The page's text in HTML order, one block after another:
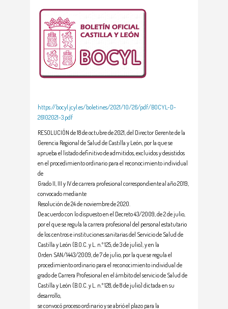
https://bocyl.jcyl.es/boletines/2021/10/26/pdf/BOCYL-D-
26102021-3.pdf
RESOLUCIÓN de 18 de octubre de 2021, del Director Gerente de la
Gerencia Regional de Salud de Castilla y León, por la que se
aprueba el listado definitivo de admitidos, excluidos y desistidos
en el procedimiento ordinario para el reconocimiento individual
de
Grado II, III y IV de carrera profesional correspondiente al año 2019,
convocado mediante
Resolución de 24 de noviembre de 2020.
De acuerdo con lo dispuesto en el Decreto 43/2009, de 2 de julio,
por el que se regula la carrera profesional del personal estatutario
de los centros e instituciones sanitarias del Servicio de Salud de
Castilla y León (B.O.C. y L. n.º 125, de 3 de julio), y en la
Orden SAN/1443/2009, de 7 de julio, por la que se regula el
procedimiento ordinario para el reconocimiento individual de
grado de Carrera Profesional en el ámbito del servicio de Salud de
Castilla y León (B.O.C. y L. n.º 128, de 8 de julio) dictada en su
desarrollo,
se convocó proceso ordinario y se abrió el plazo para la